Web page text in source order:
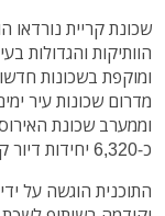
הוותיקות והגדולות
ומוקפת בשכונות
כ-6,320 יחידות דיור קיימות ומאושרות הכוללות כ-19 אלף תושבים.
התוכנית הוגשה על